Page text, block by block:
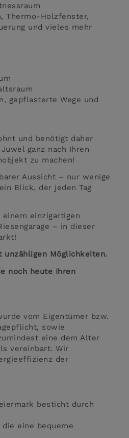
Thermo-Holzfenster,
und vieles mehr
gepflasterte Wege und
und benötigt daher
ganz nach Ihren
zu machen!
Aussicht – nur wenige
Blick, der jeden Tag
einzigartigen
– in dieser
Möglichkeiten.
noch heute Ihren
vom Eigentümer bzw.
sowie
eine dem Alter
vereinbart. Wir
der
besticht durch
eine bequeme